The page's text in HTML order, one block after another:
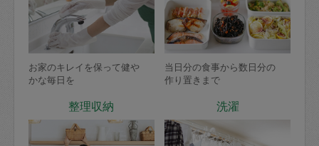
お家のキレイを保って健や
かな毎日を
当日分の食事から数日分の
作り置きまで
整理収納 洗濯